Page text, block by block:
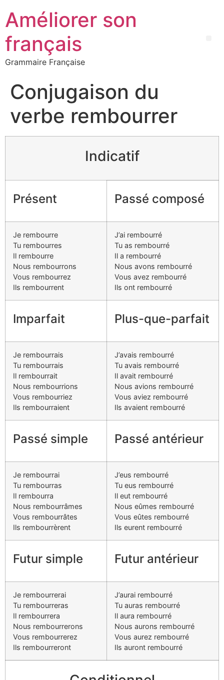
Améliorer son
français
Grammaire Française
Conjugaison du
verbe rembourrer
Indicatif
Présent Passé composé
Je rembourre
Tu rembourres
Il rembourre
Nous rembourrons
Vous rembourrez
Ils rembourrent
J’ai rembourré
Tu as rembourré
Il a rembourré
Nous avons rembourré
Vous avez rembourré
Ils ont rembourré
Imparfait Plus-que-parfait
Je rembourrais
Tu rembourrais
Il rembourrait
Nous rembourrions
Vous rembourriez
Ils rembourraient
J’avais rembourré
Tu avais rembourré
Il avait rembourré
Nous avions rembourré
Vous aviez rembourré
Ils avaient rembourré
Passé simple Passé antérieur
Je rembourrai
Tu rembourras
Il rembourra
Nous rembourrâmes
Vous rembourrâtes
Ils rembourrèrent
J’eus rembourré
Tu eus rembourré
Il eut rembourré
Nous eûmes rembourré
Vous eûtes rembourré
Ils eurent rembourré
Futur simple Futur antérieur
Je rembourrerai
Tu rembourreras
Il rembourrera
Nous rembourrerons
Vous rembourrerez
Ils rembourreront
J’aurai rembourré
Tu auras rembourré
Il aura rembourré
Nous aurons rembourré
Vous aurez rembourré
Ils auront rembourré